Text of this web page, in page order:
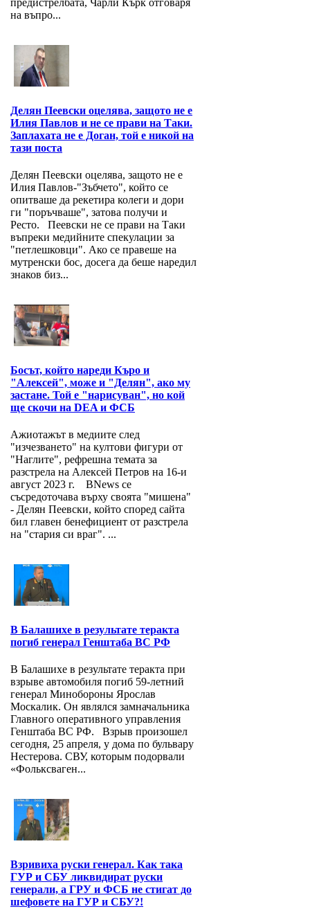
предистрелбата, Чарли Кърк отговаря
на въпро...
Делян Пеевски оцелява, защото не е
Илия Павлов и не се прави на Таки.
Заплахата не е Доган, той е никой на
тази поста
Делян Пеевски оцелява, защото не е
Илия Павлов-"Зъбчето", който се
опитваше да рекетира колеги и дори
ги "поръчваше", затова получи и
Ресто. Пеевски не се прави на Таки
въпреки медийните спекулации за
"петлешковци". Ако се правеше на
мутренски бос, досега да беше наредил
знаков биз...
Босът, който нареди Къро и
"Алексей", може и "Делян", ако му
застане. Той е "нарисуван", но кой
ще скочи на DEA и ФСБ
Ажиотажът в медиите след
"изчезването" на култови фигури от
"Наглите", рефрешна темата за
разстрела на Алексей Петров на 16-и
август 2023 г. BNews се
съсредоточава върху своята "мишена"
- Делян Пеевски, който според сайта
бил главен бенефициент от разстрела
на "стария си враг". ...
В Балашихе в результате теракта
погиб генерал Генштаба ВС РФ
В Балашихе в результате теракта при
взрыве автомобиля погиб 59-летний
генерал Минобороны Ярослав
Москалик. Он являлся замначальника
Главного оперативного управления
Генштаба ВС РФ. Взрыв произошел
сегодня, 25 апреля, у дома по бульвару
Нестерова. СВУ, которым подорвали
«Фольксваген...
Взривиха руски генерал. Как така
ГУР и СБУ ликвидират руски
генерали, а ГРУ и ФСБ не стигат до
шефовете на ГУР и СБУ?!